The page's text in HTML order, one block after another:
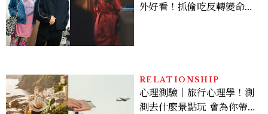
外好看！抓偷吃反轉變命
RELATIONSHIP
心理測驗｜旅行心理學！測
測去什麼景點玩 會為你帶來